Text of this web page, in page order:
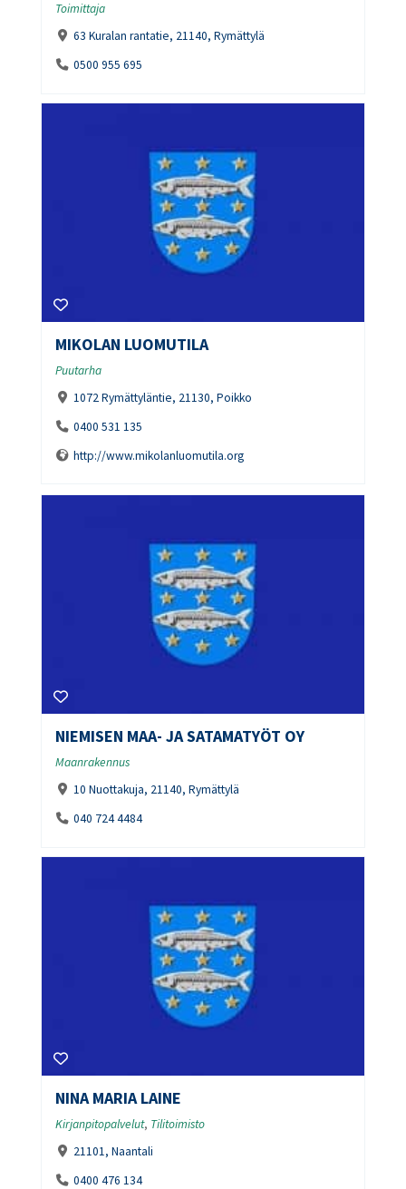
Toimittaja
63 Kuralan rantatie, 21140, Rymättylä
0500 955 695
MIKOLAN LUOMUTILA
Puutarha
1072 Rymättyläntie, 21130, Poikko
0400 531 135
http://www.mikolanluomutila.org
NIEMISEN MAA- JA SATAMATYÖT OY
Maanrakennus
10 Nuottakuja, 21140, Rymättylä
040 724 4484
NINA MARIA LAINE
Kirjanpitopalvelut, Tilitoimisto
21101, Naantali
0400 476 134